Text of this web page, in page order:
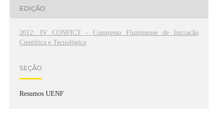
EDIÇÃO
2012: IV CONFICT - Congresso Fluminense de Iniciação
Científica e Tecnológica
SEÇÃO
Resumos UENF